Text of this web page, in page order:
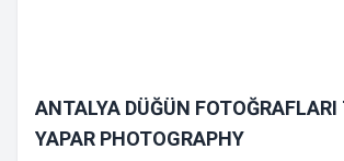
ANTALYA DÜĞÜN
YAPAR PHOTOGRAPHY